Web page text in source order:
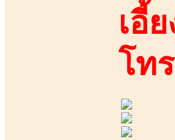
เอี้
โท